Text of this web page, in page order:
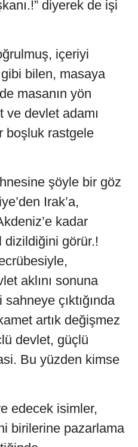
diyerek de işi
içeriyi
gibi bilen, masaya
masanın yön
devlet adamı
boşluk rastgele
şöyle bir göz
Irak’a,
kadar
dizildiğini görür.!
aklını sonuna
çıktığında
artık değişmez
devlet, güçlü
Bu yüzden kimse
edecek isimler,
birilerine pazarlama